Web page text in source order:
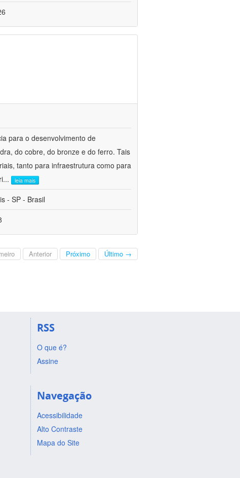
para o desenvolvimento de
do cobre, do bronze e do ferro. Tais
tanto para infraestrutura como para
... leia mais
- SP - Brasil
Anterior Próximo Último →
RSS
O que é?
Assine
Navegação
Acessibilidade
Alto Contraste
Mapa do Site